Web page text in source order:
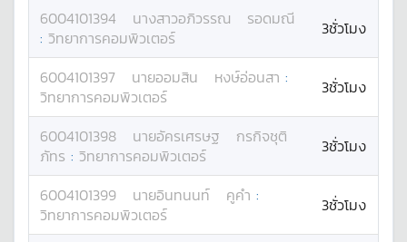
6004101394 นางสาวอภิวรรณ
รอดมณี
: วิทยาการคอมพิวเตอร์ 3ชั่วโมง
6004101397 นายออมสิน หงษ์อ่อนสา :
วิทยาการคอมพิวเตอร์
3ชั่วโมง
6004101398 นายอัครเศรษฐ
กรกิจชุติ
ภัทร : วิทยาการคอมพิวเตอร์ 3ชั่วโมง
6004101399 นายอินทนนท์ คูคำ :
วิทยาการคอมพิวเตอร์
3ชั่วโมง